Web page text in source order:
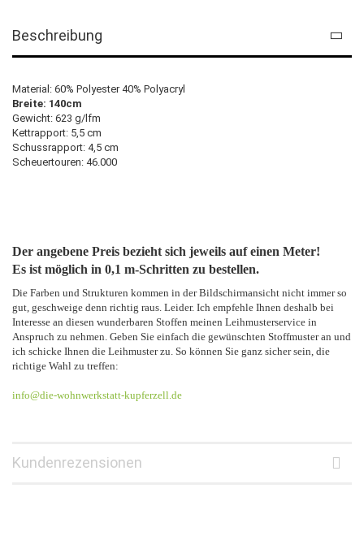
Beschreibung
Material: 60% Polyester 40% Polyacryl
Breite: 140cm
Gewicht: 623 g/lfm
Kettrapport: 5,5 cm
Schussrapport: 4,5 cm
Scheuertouren: 46.000
Der angebene Preis bezieht sich jeweils auf einen Meter!
Es ist möglich in 0,1 m-Schritten zu bestellen.
Die Farben und Strukturen kommen in der Bildschirmansicht nicht immer so
gut, geschweige denn richtig raus. Leider. Ich empfehle Ihnen deshalb bei
Interesse an diesen wunderbaren Stoffen meinen Leihmusterservice in
Anspruch zu nehmen. Geben Sie einfach die gewünschten Stoffmuster an und
ich schicke Ihnen die Leihmuster zu. So können Sie ganz sicher sein, die
richtige Wahl zu treffen:
info@die-wohnwerkstatt-kupferzell.de
Kundenrezensionen